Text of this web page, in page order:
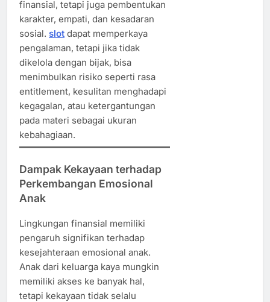
finansial, tetapi juga pembentukan
karakter, empati, dan kesadaran
sosial. slot dapat memperkaya
pengalaman, tetapi jika tidak
dikelola dengan bijak, bisa
menimbulkan risiko seperti rasa
entitlement, kesulitan menghadapi
kegagalan, atau ketergantungan
pada materi sebagai ukuran
kebahagiaan.
Dampak Kekayaan terhadap
Perkembangan Emosional
Anak
Lingkungan finansial memiliki
pengaruh signifikan terhadap
kesejahteraan emosional anak.
Anak dari keluarga kaya mungkin
memiliki akses ke banyak hal,
tetapi kekayaan tidak selalu